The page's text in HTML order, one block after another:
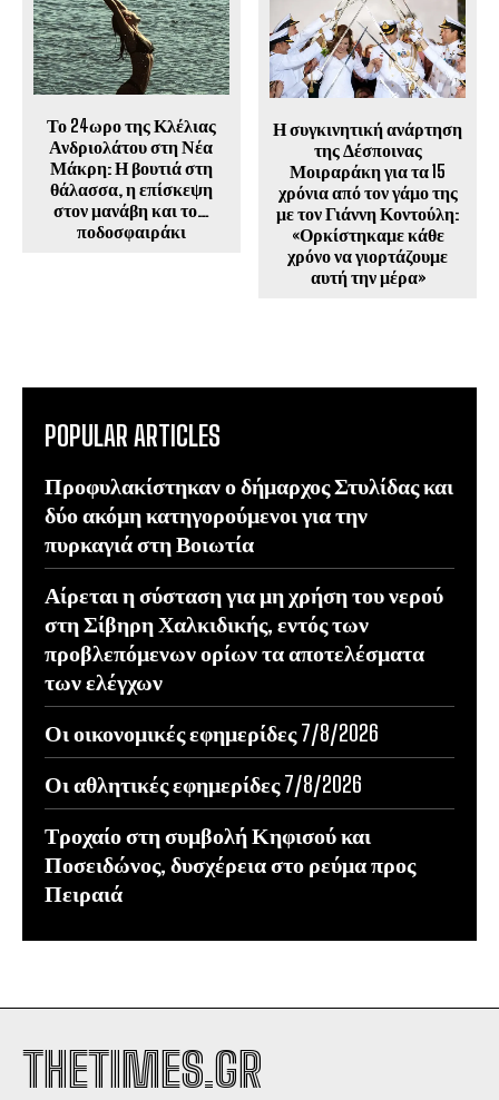
Το 24ωρο της Κλέλιας
Ανδριολάτου στη Νέα
Μάκρη: Η βουτιά στη
θάλασσα, η επίσκεψη
στον μανάβη και το…
ποδοσφαιράκι
Η συγκινητική ανάρτηση
της Δέσποινας
Μοιραράκη για τα 15
χρόνια από τον γάμο της
με τον Γιάννη Κοντούλη:
«Ορκίστηκαμε κάθε
χρόνο να γιορτάζουμε
αυτή την μέρα»
POPULAR ARTICLES
Προφυλακίστηκαν ο δήμαρχος Στυλίδας και
δύο ακόμη κατηγορούμενοι για την
πυρκαγιά στη Βοιωτία
Αίρεται η σύσταση για μη χρήση του νερού
στη Σίβηρη Χαλκιδικής, εντός των
προβλεπόμενων ορίων τα αποτελέσματα
των ελέγχων
Οι οικονομικές εφημερίδες 7/8/2026
Οι αθλητικές εφημερίδες 7/8/2026
Τροχαίο στη συμβολή Κηφισού και
Ποσειδώνος, δυσχέρεια στο ρεύμα προς
Πειραιά
THETIMES.GR